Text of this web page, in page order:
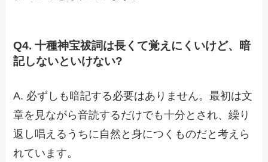
Q4. 十種神宝祓詞は長くて覚えにくいけど、暗
記しないといけない?
A. 必ずしも暗記する必要はありません。最初は文
章を見ながら音読するだけでも十分とされ、繰り
返し唱えるうちに自然と身につくものだと考えら
れています。